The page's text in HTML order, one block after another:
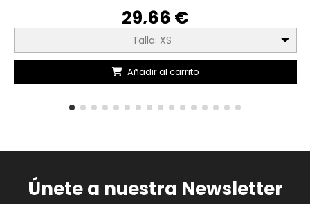
29,66 €
Talla: XS
Añadir al carrito
Únete a nuestra Newsletter